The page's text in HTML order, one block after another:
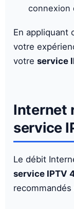
connexion
En appliquant
votre
votre service
Internet
service
Le débit
service IPTV